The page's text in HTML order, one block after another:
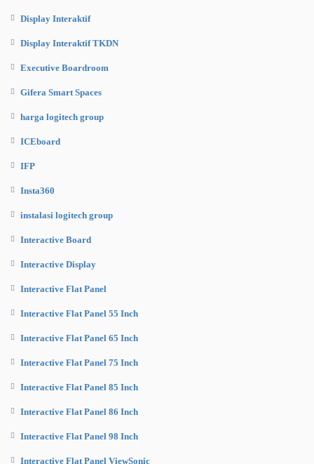
Display Interaktif
Display Interaktif TKDN
Executive Boardroom
Gifera Smart Spaces
harga logitech group
ICEboard
IFP
Insta360
instalasi logitech group
Interactive Board
Interactive Display
Interactive Flat Panel
Interactive Flat Panel 55 Inch
Interactive Flat Panel 65 Inch
Interactive Flat Panel 75 Inch
Interactive Flat Panel 85 Inch
Interactive Flat Panel 86 Inch
Interactive Flat Panel 98 Inch
Interactive Flat Panel ViewSonic